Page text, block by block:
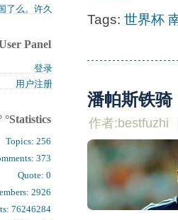
Tags: 世界杯
潘帕斯铁骑
作者:bestfuzhi
了么。许久
Panel
登录
用户注册
°Statistics
Topics:256
373
Quote: 0
2926
76246284